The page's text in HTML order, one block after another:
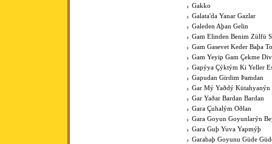
Gakko
Galata'da Yanar Gazlar
Galeden Aþan Gelin
Gam Elinden Benim Zülfü
Gam Gasevet Keder Baþa
Gam Yeyip Gam Çekme
Gapýya Çýktým Ki Yeller
Gapudan Girdim Þamdan
Gar Mý Yaðdý Kütahyanýn
Gar Yaðar Bardan Bardan
Gara Çuhalým Oðlan
Gara Goyun Goyunlarýn
Gara Guþ Yuva Yapmýþ
Garabaþ Goyunu Güde